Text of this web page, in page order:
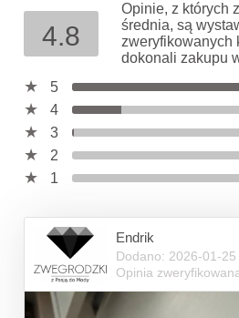
4.8
Opinie, z których
średnia, są
zweryfikowanych
dokonali zakupu
5
4
3
2
1
Endrik
Dodano: 2026-01-25
Opinia